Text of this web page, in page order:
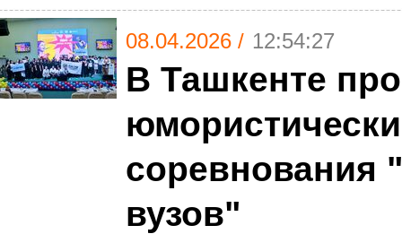
08.04.2026 / 12:54:27
В Ташкенте
соревнования
вузов"